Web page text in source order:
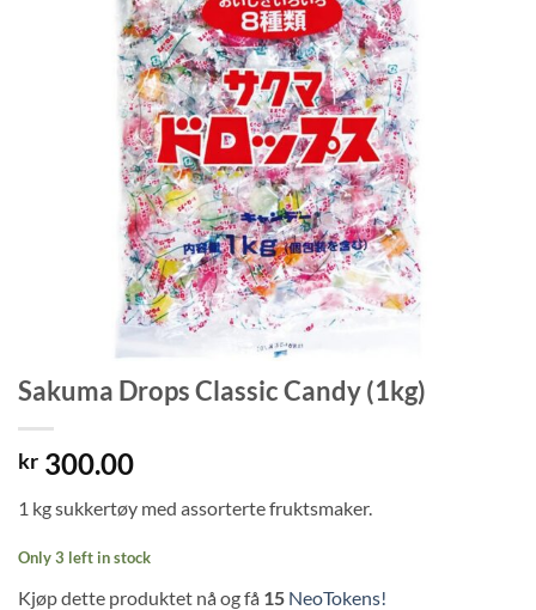
Sakuma Drops Classic Candy (1kg)
kr 300.00
1 kg sukkertøy med assorterte fruktsmaker.
Only 3 left in stock
Kjøp dette produktet nå og få 15 NeoTokens!